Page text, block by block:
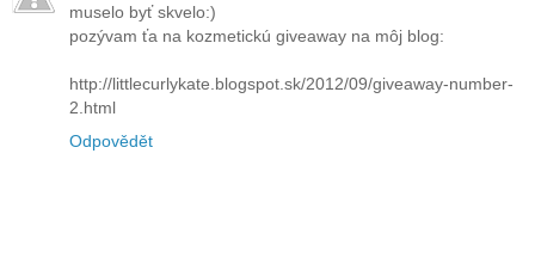
muselo byť skvelo:)
pozývam ťa na kozmetickú giveaway na môj blog:
http://littlecurlykate.blogspot.sk/2012/09/giveaway-number-
2.html
Odpovědět